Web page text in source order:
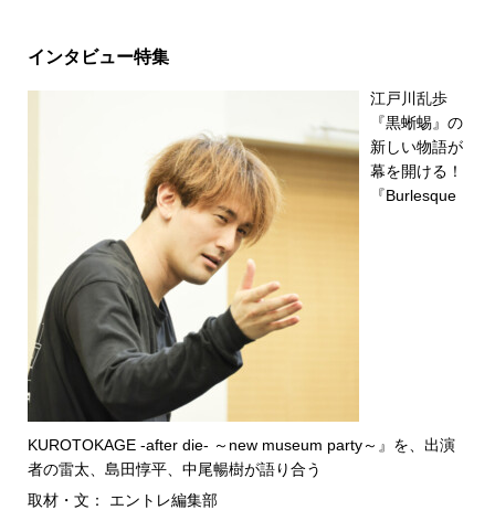
インタビュー特集
江戸川乱歩
『黒蜥蜴』の
新しい物語が
幕を開ける！
『Burlesque
KUROTOKAGE -after die- ～new museum party～』を、出演
者の雷太、島田惇平、中尾暢樹が語り合う
取材・文： エントレ編集部